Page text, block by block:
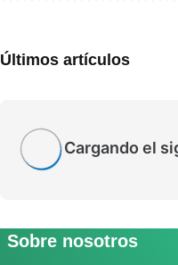
Últimos artículos
Cargando el
Sobre nosotros